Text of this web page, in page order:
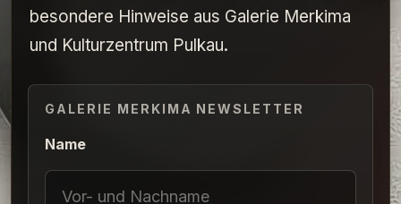
besondere Hinweise aus Galerie Merkima
und Kulturzentrum Pulkau.
GALERIE MERKIMA NEWSLETTER
Name